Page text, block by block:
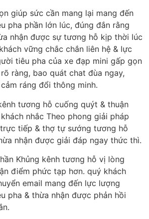
giúp sức cần mang lại mang đến
pha phần lớn lúc, đúng đắn rằng
nhận được sự tương hỗ kịp thời lúc
vững chắc chắn liên hệ & lực
tiêu pha của xe đạp mini gấp gọn
ràng, bao quát chat đùa ngay,
ráng đổi thông minh.
tương hỗ cuống quýt & thuận
nhắc Theo phong giải pháp
tiếp & thợ tự sướng tương hỗ
nhận được giải đáp ngay thức thì.
Khủng kênh tương hỗ vị lòng
điểm phức tạp hơn. quý khách
email mang đến lực lượng
pha & thừa nhận được phản hồi